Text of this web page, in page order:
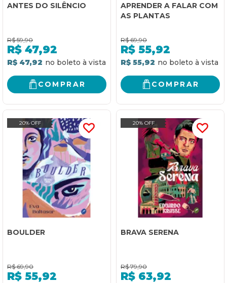
ANTES DO SILÊNCIO
R$ 59,90
R$ 47,92
R$ 47,92
COMPRAR
APRENDER A FALAR COM
AS PLANTAS
R$ 69,90
R$ 55,92
R$ 55,92
COMPRAR
20% OFF
BOULDER
R$ 69,90
R$ 55,92
20% OFF
BRAVA SERENA
R$ 79,90
R$ 63,92